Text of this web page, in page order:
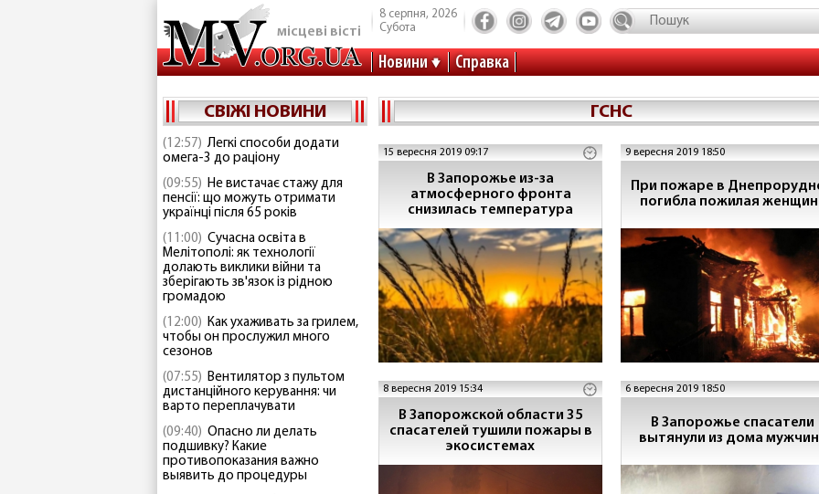
місцеві вісті
8 серпня, 2026
Субота
Новини Справка
СВІЖІ НОВИНИ
(12:57) Легкі способи додати
омега-3 до раціону
(09:55) Не вистачає стажу для
пенсії: що можуть отримати
українці після 65 років
(11:00) Сучасна освіта в
Мелітополі: як технології
долають виклики війни та
зберігають зв'язок із рідною
громадою
(12:00) Как ухаживать за грилем,
чтобы он прослужил много
сезонов
(07:55) Вентилятор з пультом
дистанційного керування: чи
варто переплачувати
(09:40) Опасно ли делать
подшивку? Какие
противопоказания важно
выявить до процедуры
ГСНС
15 вересня 2019 09:17
В Запорожье из-за
атмосферного фронта
снизилась температура
9 вересня 2019 18:50
При пожаре в
погибла пожилая
8 вересня 2019 15:34
В Запорожской области 35
спасателей тушили пожары в
экосистемах
6 вересня 2019 18:50
В Запорожье спасатели
вытянули из дома